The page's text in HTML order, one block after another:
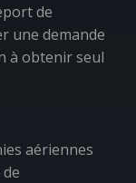
de
une demande
à obtenir seul
aériennes